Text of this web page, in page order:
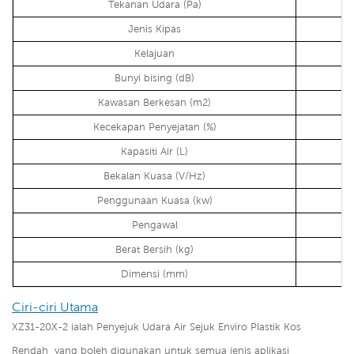
Tekanan Udara (Pa)
Jenis Kipas
Kelajuan
Bunyi bising (dB)
Kawasan Berkesan (m2)
Kecekapan Penyejatan (%)
Kapasiti Air (L)
Bekalan Kuasa (V/Hz)
Penggunaan Kuasa (kw)
Pengawal
Berat Bersih (kg)
Dimensi (mm)
Ciri-ciri Utama
XZ31-20X-2 ialah Penyejuk Udara Air Sejuk Enviro Plastik Kos
Rendah yang boleh digunakan untuk semua jenis aplikasi